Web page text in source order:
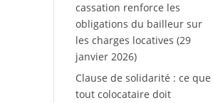
cassation renforce les
obligations du bailleur sur
les charges locatives (29
janvier 2026)
Clause de solidarité : ce que
tout colocataire doit